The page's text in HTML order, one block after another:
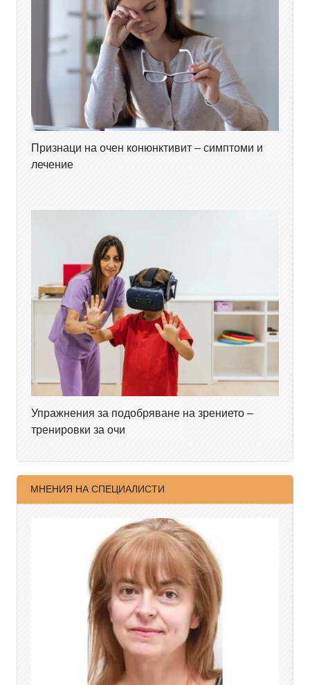
Признаци на очен конюнктивит – симптоми и
лечение
Упражнения за подобряване на зрението –
тренировки за очи
МНЕНИЯ НА СПЕЦИАЛИСТИ